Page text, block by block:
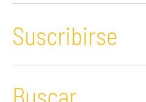
Suscribirse